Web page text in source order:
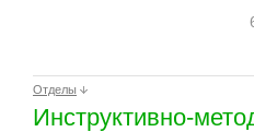
Отделы
Инструктивно-